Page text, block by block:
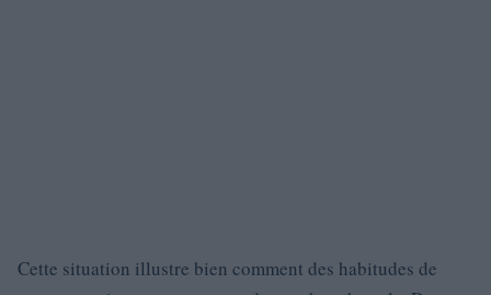
Cette situation illustre bien comment des habitudes de